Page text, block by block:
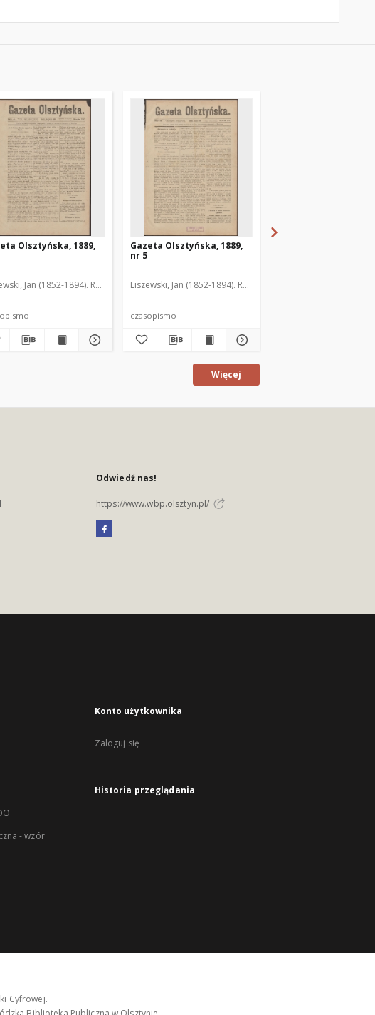
Olsztyńska, 1889,
Jan (1852-1894). Red.
Gazeta Olsztyńska, 1889,
nr 5
Liszewski, Jan (1852-1894). Red.
czasopismo
Więcej
Odwiedź nas!
https://www.wbp.olsztyn.pl/
- wzór
Konto użytkownika
Zaloguj się
Historia przeglądania
Cyfrowej.